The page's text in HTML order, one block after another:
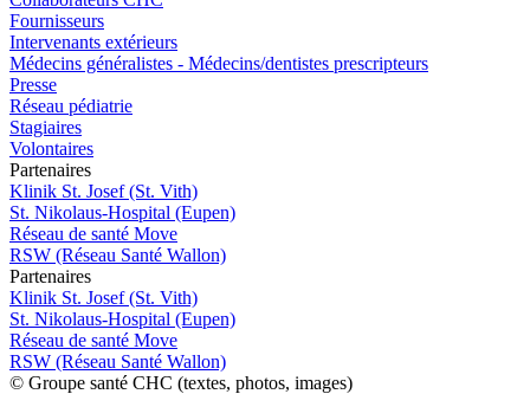
Fournisseurs
Intervenants extérieurs
Médecins généralistes - Médecins/dentistes prescripteurs
Presse
Réseau pédiatrie
Stagiaires
Volontaires
Partenaires
Klinik St. Josef (St. Vith)
St. Nikolaus-Hospital (Eupen)
Réseau de santé Move
RSW (Réseau Santé Wallon)
Partenaires
Klinik St. Josef (St. Vith)
St. Nikolaus-Hospital (Eupen)
Réseau de santé Move
RSW (Réseau Santé Wallon)
© Groupe santé CHC (textes, photos, images)